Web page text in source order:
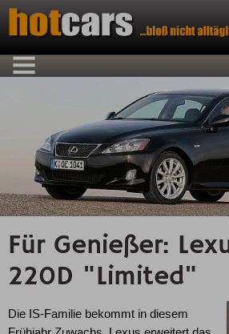
Für Genießer:
220D "Limited"
Die IS-Familie bekommt in diesem